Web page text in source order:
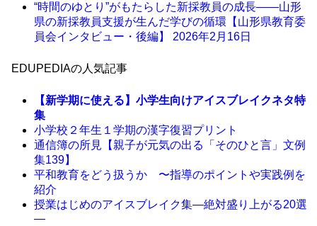
“時間のゆとり”がもたらした新採教員の成長――山形
県の新採教員支援が生んだ学びの循環【山形県教育委
員会インタビュー・後編】 2026年2月16日
EDUPEDIAの人気記事
【新学期に使える】小学生向けアイスブレイクネタ特
集
小学校２年生１学期の漢字復習プリント
通信簿の所見【親子が元気の出る「そのひと言」文例
集139】
平和教育をどう扱うか 〜指導のポイントや実践例を
紹介
授業はじめのアイスブレイク集―絶対盛り上がる20選
―